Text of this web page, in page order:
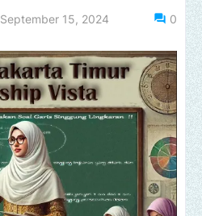
September 15, 2024 0